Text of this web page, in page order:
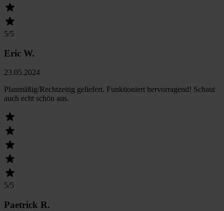
5/5
Eric W.
23.05.2024
Planmäßig/Rechtzeitig geliefert. Funktioniert hervorragend! Schaut
auch echt schön aus.
5/5
Paetrick R.